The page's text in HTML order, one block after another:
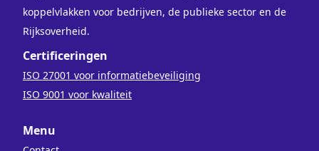
koppelvlakken voor bedrijven, de publieke sector en de
Rijksoverheid.
Certificeringen
ISO 27001 voor informatiebeveiliging
ISO 9001 voor kwaliteit
Menu